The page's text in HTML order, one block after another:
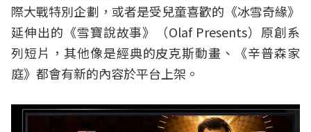
際大戰特別企劃，或者是受兒童喜歡的《冰雪奇緣》
延伸出的《雪寶說故事》（Olaf Presents）原創系
列短片，其他像是經典的皮克斯動畫、《辛普森家
庭》都會有新的內容於平台上架。